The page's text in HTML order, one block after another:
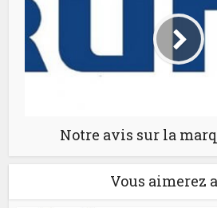
Notre avis sur la
Vous aimerez